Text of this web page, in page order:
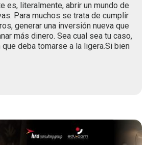
es, literalmente, abrir un mundo de
Para muchos se trata de cumplir
generar una inversión nueva que
más dinero. Sea cual sea tu caso,
deba tomarse a la ligera.Si bien